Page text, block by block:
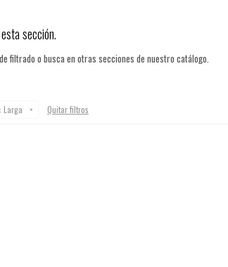
sección.
filtrado o busca en otras secciones de nuestro catálogo.
Larga Quitar filtros